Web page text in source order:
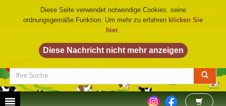
BIO VOM BAUERNHOF©
Diese Seite verwendet notwendige Cookies. seine
ordnungsgemäße Funktion. Um mehr zu erfahren klicken Sie
hier.